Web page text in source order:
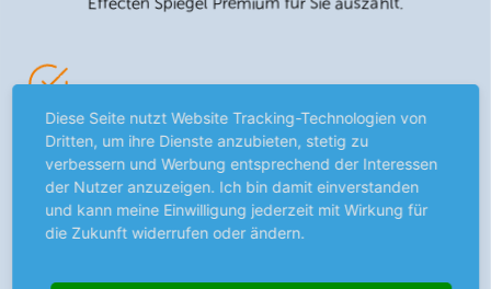
Werden Sie zum Börsenprofi
Wir schaffen individuelle Zugänge zu den für Sie
wichtigen Themen. Vom kompakten Überblick bis zum
detaillierten Einblick in die Anlagewelt.
Diese Seite nutzt Website Tracking-Technologien von
Dritten, um ihre Dienste anzubieten, stetig zu
verbessern und Werbung entsprechend der Interessen
der Nutzer anzuzeigen. Ich bin damit einverstanden
und kann meine Einwilligung jederzeit mit Wirkung für
die Zukunft widerrufen oder ändern.